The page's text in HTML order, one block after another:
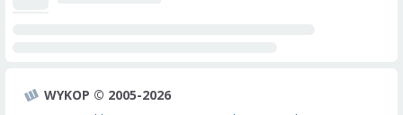
WYKOP © 2005-2026